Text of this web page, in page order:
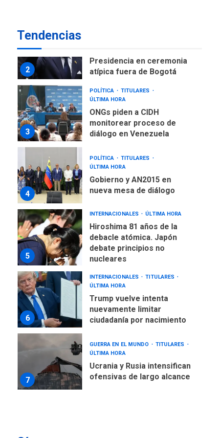
Tendencias
2
Presidencia en ceremonia
atípica fuera de Bogotá
3
POLÍTICA
TITULARES
ÚLTIMA HORA
ONGs piden a CIDH
monitorear proceso de
diálogo en Venezuela
4
POLÍTICA
TITULARES
ÚLTIMA HORA
Gobierno y AN2015 en
nueva mesa de diálogo
5
INTERNACIONALES ÚLTIMA HORA
Hiroshima 81 años de la
debacle atómica. Japón
debate principios no
nucleares
6
INTERNACIONALES
TITULARES
ÚLTIMA HORA
Trump vuelve intenta
nuevamente limitar
ciudadanía por nacimiento
7
GUERRA EN EL MUNDO
TITULARES
ÚLTIMA HORA
Ucrania y Rusia intensifican
ofensivas de largo alcance